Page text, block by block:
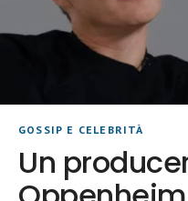
GOSSIP E CELEBRITÀ
Un